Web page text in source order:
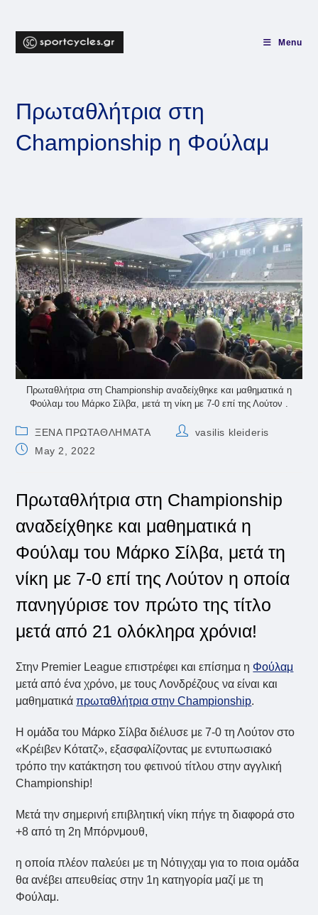
content
Menu
Πρωταθλήτρια στη
Championship η Φούλαμ
Πρωταθλήτρια στη Championship αναδείχθηκε και μαθηματικά η
Φούλαμ του Μάρκο Σίλβα, μετά τη νίκη με 7-0 επί της Λούτον .
Post
category:
ΞΕΝΑ ΠΡΩΤΑΘΛΗΜΑΤΑ
Postvasilis kleideris
PostMay 2, 2022
Πρωταθλήτρια στη Championship
αναδείχθηκε και μαθηματικά η
Φούλαμ του Μάρκο Σίλβα, μετά τη
νίκη με 7-0 επί της Λούτον η οποία
πανηγύρισε τον πρώτο της τίτλο
μετά από 21 ολόκληρα χρόνια!
Στην Premier League επιστρέφει και επίσημα η Φούλαμ
μετά από ένα χρόνο, με τους Λονδρέζους να είναι και
μαθηματικάπρωταθλήτρια στην Championship.
Η ομάδα του Μάρκο Σίλβα διέλυσε με 7-0 τη Λούτον στο
«Κρέιβεν Κότατζ», εξασφαλίζοντας με εντυπωσιακό
τρόπο την κατάκτηση του φετινού τίτλου στην αγγλική
Championship!
Μετά την σημερινή επιβλητική νίκη πήγε τη διαφορά στο
+8 από τη 2η Μπόρνμουθ,
η οποία πλέον παλεύει με τη Νότιγχαμ για το ποια ομάδα
θα ανέβει απευθείας στην 1η κατηγορία μαζί με τη
Φούλαμ.